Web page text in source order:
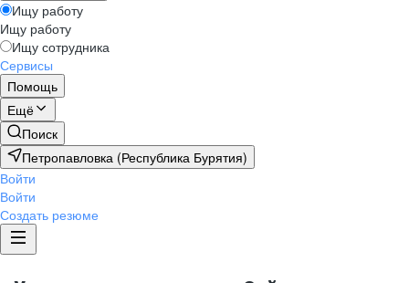
Ищу работу
Ищу работу
Ищу сотрудника
Сервисы
Помощь
Ещё
Поиск
Петропавловка (Республика Бурятия)
Войти
Войти
Создать резюме